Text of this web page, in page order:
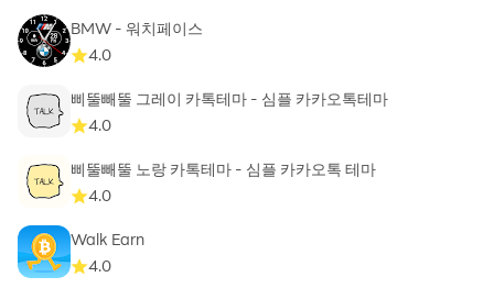
BMW - 워치페이스
4.0
삐뚤빼뚤 그레이 카톡테마 - 심플 카카오톡테마
4.0
삐뚤빼뚤 노랑 카톡테마 - 심플 카카오톡 테마
4.0
Walk Earn
4.0